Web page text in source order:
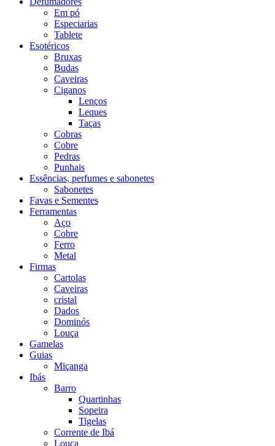
Em pó
Especiarias
Tablete
Esotéricos
Bruxas
Budas
Caveiras
Ciganos
Lenços
Leques
Taças
Cobras
Cobre
Pedras
Punhais
Essências, perfumes e sabonetes
Sabonetes
Favas e Sementes
Ferramentas
Aço
Cobre
Ferro
Metal
Firmas
Cartolas
Caveiras
cristal
Dados
Dominós
Louça
Gamelas
Guias
Miçanga
Ibás
Barro
Quartinhas
Sopeira
Tigelas
Corrente de Ibá
Louça